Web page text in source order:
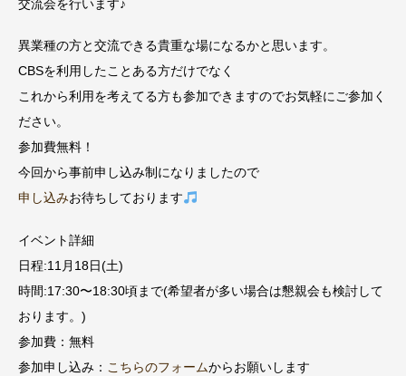
交流会を行います♪
異業種の方と交流できる貴重な場になるかと思います。
CBSを利用したことある方だけでなく
これから利用を考えてる方も参加できますのでお気軽にご参加く
ださい。
参加費無料！
今回から事前申し込み制になりましたので
申し込みお待ちしております
イベント詳細
日程:11月18日(土)
時間:17:30〜18:30頃まで(希望者が多い場合は懇親会も検討して
おります。)
参加費：無料
参加申し込み： こちらのフォームからお願いします